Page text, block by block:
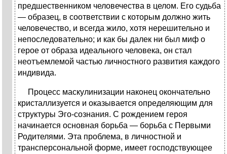
предшественником человечества в целом. Его судьба
— образец, в соответствии с которым должно жить
человечество, и всегда жило, хотя нерешительно и
непоследовательно; и как бы далек ни был миф о
герое от образа идеального человека, он стал
неотъемлемой частью личностного развития каждого
индивида.
Процесс маскулинизации наконец окончательно
кристаллизуется и оказывается определяющим для
структуры Эго-сознания. С рождением героя
начинается основная борьба — борьба с Первыми
Родителями. Эта проблема, в личностной и
трансперсональной форме, имеет господствующее